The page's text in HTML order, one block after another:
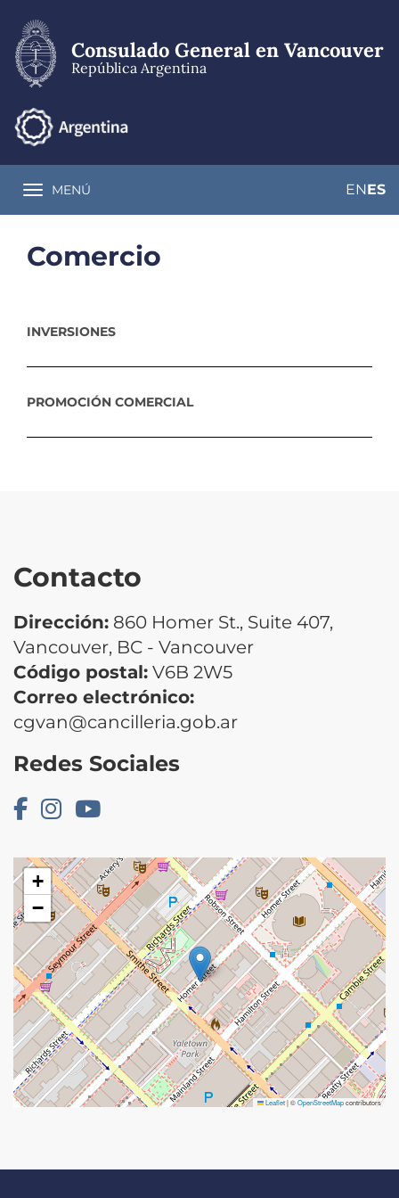
contenido
principal
Consulado General en Vancouver
República Argentina
Toggle navigation
MENÚ ENES
Comercio
INVERSIONES
PROMOCIÓN COMERCIAL
Contacto
Dirección: 860 Homer St., Suite 407,
Vancouver, BC - Vancouver
Código postal: V6B 2W5
Correo electrónico:
cgvan@cancilleria.gob.ar
Redes Sociales
+
−
Leaflet|©OpenStreetMapcontributors